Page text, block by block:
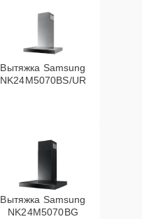
Вытяжка Samsung
NK24M5070BS/UR
Вытяжка Samsung
NK24M5070BG